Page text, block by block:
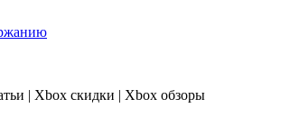
| Xbox скидки | Xbox обзоры